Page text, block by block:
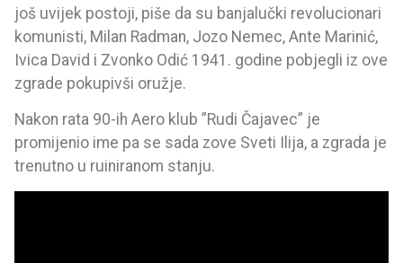
još uvijek postoji, piše da su banjalučki revolucionari
komunisti, Milan Radman, Jozo Nemec, Ante Marinić,
Ivica David i Zvonko Odić 1941. godine pobjegli iz ove
zgrade pokupivši oružje.
Nakon rata 90-ih Aero klub ”Rudi Čajavec” je
promijenio ime pa se sada zove Sveti Ilija, a zgrada je
trenutno u ruiniranom stanju.